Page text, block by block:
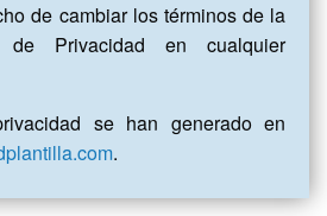
de cambiar los términos de la
de Privacidad en cualquier
se han generado en
.